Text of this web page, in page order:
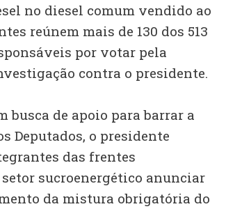
no diesel comum vendido ao
reúnem mais de 130 dos 513
por votar pela
contra o presidente.
de apoio para barrar a
Deputados, o presidente
das frentes
sucroenergético anunciar
da mistura obrigatória do